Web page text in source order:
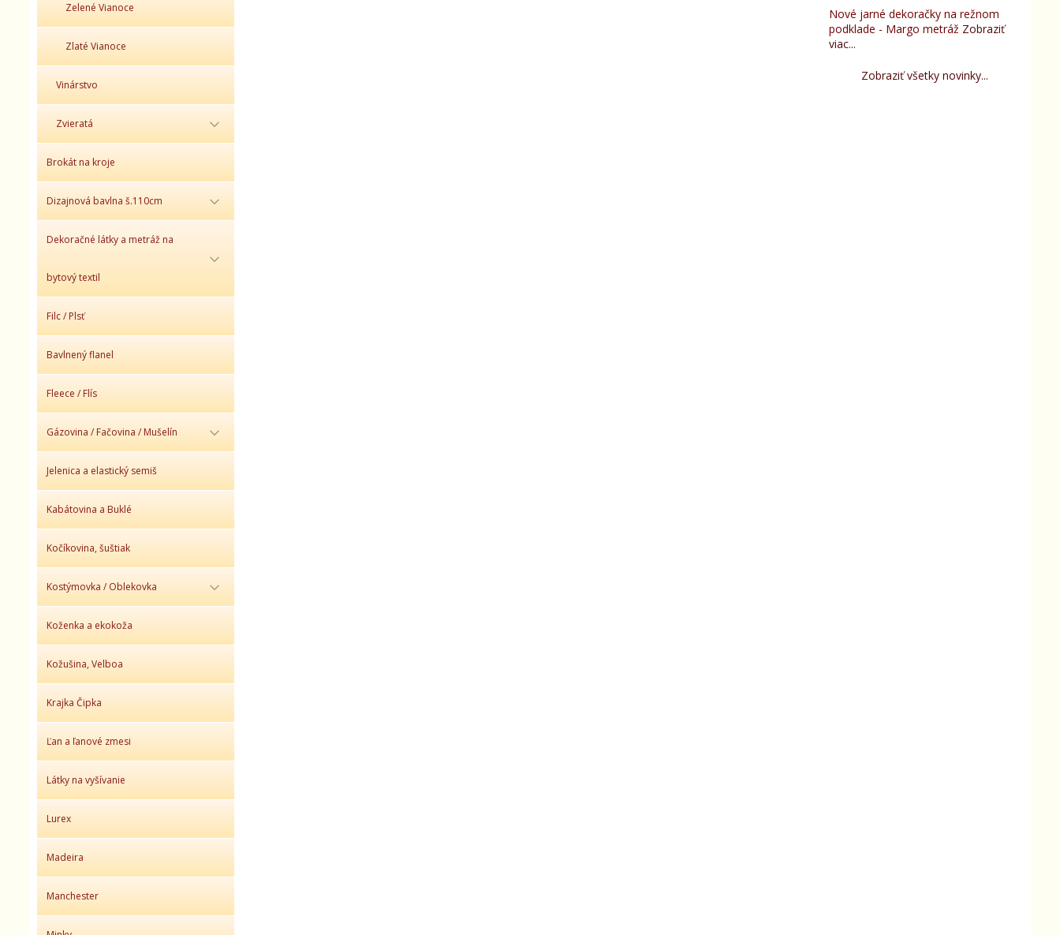
Zelené Vianoce
Zlaté Vianoce
Vinárstvo
Zvieratá
Brokát na kroje
Dizajnová bavlna š.110cm
Dekoračné látky a metráž na
bytový textil
Filc / Plsť
Bavlnený flanel
Fleece / Flís
Gázovina / Fačovina / Mušelín
Jelenica a elastický semiš
Kabátovina a Buklé
Kočíkovina, šuštiak
Kostýmovka / Oblekovka
Koženka a ekokoža
Kožušina, Velboa
Krajka Čipka
Ľan a ľanové zmesi
Látky na vyšívanie
Lurex
Madeira
Manchester
Nové jarné dekoračky na režnom
podklade - Margo metráž Zobraziť
viac...
Zobraziť všetky novinky...